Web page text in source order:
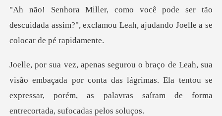
tão
descuidada assim?", exclamou Leah, aju
baçada por conta das lágrimas. Ela tentou se
expressar, porém, as